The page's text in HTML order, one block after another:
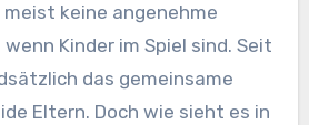
Kinder im Spiel sind. Seit
das gemeinsame
Eltern. Doch wie sieht es in